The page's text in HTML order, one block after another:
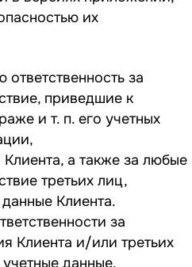
их
ответственность за
приведшие к
и т. п. его учетных
а также за любые
третьих лиц,
Клиента.
за
Клиента и/или третьих
данные.